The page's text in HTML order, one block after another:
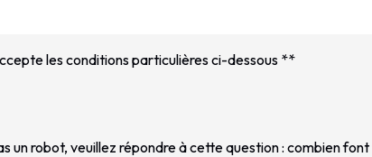
les conditions particulières ci-dessous **
un robot, veuillez répondre à cette question : combien font